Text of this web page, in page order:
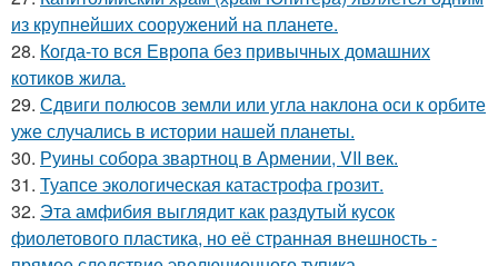
из крупнейших сооружений на планете.
28. Когда-то вся Европа без привычных домашних
котиков жила.
29. Сдвиги полюсов земли или угла наклона оси к орбите
уже случались в истории нашей планеты.
30. Руины собора звартноц в Армении, VII век.
31. Туапсе экологическая катастрофа грозит.
32. Эта амфибия выглядит как раздутый кусок
фиолетового пластика, но её странная внешность -